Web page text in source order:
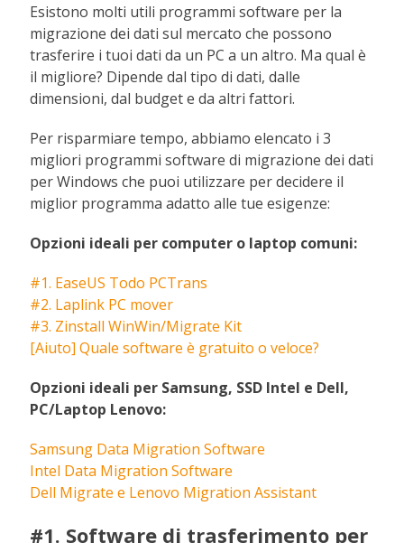
Esistono molti utili programmi software per la
migrazione dei dati sul mercato che possono
trasferire i tuoi dati da un PC a un altro. Ma qual è
il migliore? Dipende dal tipo di dati, dalle
dimensioni, dal budget e da altri fattori.
Per risparmiare tempo, abbiamo elencato i 3
migliori programmi software di migrazione dei dati
per Windows che puoi utilizzare per decidere il
miglior programma adatto alle tue esigenze:
Opzioni ideali per computer o laptop comuni:
#1. EaseUS Todo PCTrans
#2. Laplink PC mover
#3. Zinstall WinWin/Migrate Kit
[Aiuto] Quale software è gratuito o veloce?
Opzioni ideali per Samsung, SSD Intel e Dell,
PC/Laptop Lenovo:
Samsung Data Migration Software
Intel Data Migration Software
Dell Migrate e Lenovo Migration Assistant
#1. Software di trasferimento per